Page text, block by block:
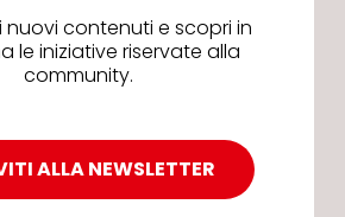
nuovi contenuti e scopri in
le iniziative riservate alla
community.
ALLA NEWSLETTER